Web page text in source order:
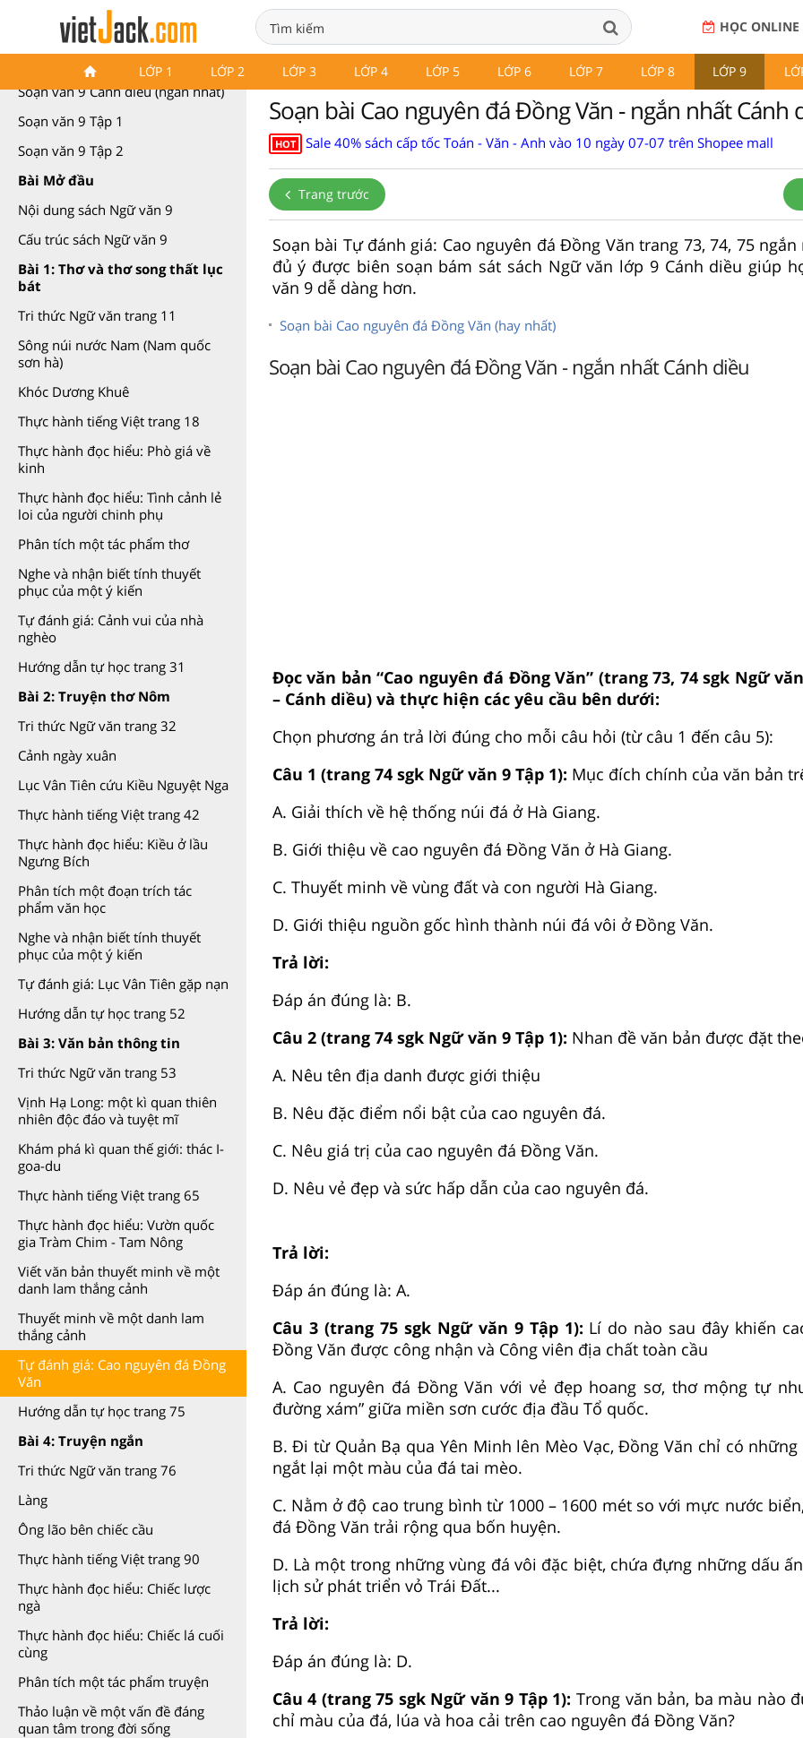
HỌC ONLINE
LỚP 1 LỚP 2 LỚP 3 LỚP 4 LỚP 5 LỚP 6 LỚP 7 LỚP 8 LỚP 9
Soạn văn 9 Cánh diều
Soạn văn 9 Cánh diều (ngắn nhất)
Soạn văn 9 Tập 1
Soạn văn 9 Tập 2
Bài Mở đầu
Nội dung sách Ngữ văn 9
Cấu trúc sách Ngữ văn 9
Bài 1: Thơ và thơ song thất lục
bát
Tri thức Ngữ văn trang 11
Sông núi nước Nam (Nam quốc
sơn hà)
Khóc Dương Khuê
Thực hành tiếng Việt trang 18
Thực hành đọc hiểu: Phò giá về
kinh
Thực hành đọc hiểu: Tình cảnh lẻ
loi của người chinh phụ
Phân tích một tác phẩm thơ
Nghe và nhận biết tính thuyết
phục của một ý kiến
Tự đánh giá: Cảnh vui của nhà
nghèo
Hướng dẫn tự học trang 31
Bài 2: Truyện thơ Nôm
Tri thức Ngữ văn trang 32
Cảnh ngày xuân
Lục Vân Tiên cứu Kiều Nguyệt Nga
Thực hành tiếng Việt trang 42
Thực hành đọc hiểu: Kiều ở lầu
Ngưng Bích
Phân tích một đoạn trích tác
phẩm văn học
Nghe và nhận biết tính thuyết
phục của một ý kiến
Tự đánh giá: Lục Vân Tiên gặp nạn
Hướng dẫn tự học trang 52
Bài 3: Văn bản thông tin
Tri thức Ngữ văn trang 53
Vịnh Hạ Long: một kì quan thiên
nhiên độc đáo và tuyệt mĩ
Khám phá kì quan thế giới: thác I-
goa-du
Thực hành tiếng Việt trang 65
Thực hành đọc hiểu: Vườn quốc
gia Tràm Chim - Tam Nông
Viết văn bản thuyết minh về một
danh lam thắng cảnh
Thuyết minh về một danh lam
thắng cảnh
Tự đánh giá: Cao nguyên đá Đồng
Văn
Hướng dẫn tự học trang 75
Bài 4: Truyện ngắn
Tri thức Ngữ văn trang 76
Làng
Ông lão bên chiếc cầu
Thực hành tiếng Việt trang 90
Thực hành đọc hiểu: Chiếc lược
ngà
Thực hành đọc hiểu: Chiếc lá cuối
cùng
Phân tích một tác phẩm truyện
Thảo luận về một vấn đề đáng
quan tâm trong đời sống
Soạn bài Cao nguyên đá Đồng Văn - ngắn nhất Cánh
HOT Sale 40% sách cấp tốc Toán - Văn - Anh vào 10 ngày 07-07 trên Shopee mall
Trang trước
Soạn bài Tự đánh giá: Cao nguyên đá Đồng Văn trang 73, 74, 75
đủ ý được biên soạn bám sát sách Ngữ văn lớp 9 Cánh diều giúp
văn 9 dễ dàng hơn.
Soạn bài Cao nguyên đá Đồng Văn (hay nhất)
Soạn bài Cao nguyên đá Đồng Văn - ngắn nhất Cánh diều
Đọc văn bản “Cao nguyên đá Đồng Văn” (trang 73, 74 sgk Ngữ
– Cánh diều) và thực hiện các yêu cầu bên dưới:
Chọn phương án trả lời đúng cho mỗi câu hỏi (từ câu 1 đến câu 5):
Câu 1 (trang 74 sgk Ngữ văn 9 Tập 1): Mục đích chính của văn bản
A. Giải thích về hệ thống núi đá ở Hà Giang.
B. Giới thiệu về cao nguyên đá Đồng Văn ở Hà Giang.
C. Thuyết minh về vùng đất và con người Hà Giang.
D. Giới thiệu nguồn gốc hình thành núi đá vôi ở Đồng Văn.
Trả lời:
Đáp án đúng là: B.
Câu 2 (trang 74 sgk Ngữ văn 9 Tập 1): Nhan đề văn bản được đặt
A. Nêu tên địa danh được giới thiệu
B. Nêu đặc điểm nổi bật của cao nguyên đá.
C. Nêu giá trị của cao nguyên đá Đồng Văn.
D. Nêu vẻ đẹp và sức hấp dẫn của cao nguyên đá.
Trả lời:
Đáp án đúng là: A.
Câu 3 (trang 75 sgk Ngữ văn 9 Tập 1): Lí do nào sau đây khiến
Đồng Văn được công nhận và Công viên địa chất toàn cầu
A. Cao nguyên đá Đồng Văn với vẻ đẹp hoang sơ, thơ mộng tự
đường xám” giữa miền sơn cước địa đầu Tổ quốc.
B. Đi từ Quản Bạ qua Yên Minh lên Mèo Vạc, Đồng Văn chỉ có
ngắt lại một màu của đá tai mèo.
C. Nằm ở độ cao trung bình từ 1000 – 1600 mét so với mực nước
đá Đồng Văn trải rộng qua bốn huyện.
D. Là một trong những vùng đá vôi đặc biệt, chứa đựng những dấu
lịch sử phát triển vỏ Trái Đất...
Trả lời:
Đáp án đúng là: D.
Câu 4 (trang 75 sgk Ngữ văn 9 Tập 1): Trong văn bản, ba màu nào
chỉ màu của đá, lúa và hoa cải trên cao nguyên đá Đồng Văn?